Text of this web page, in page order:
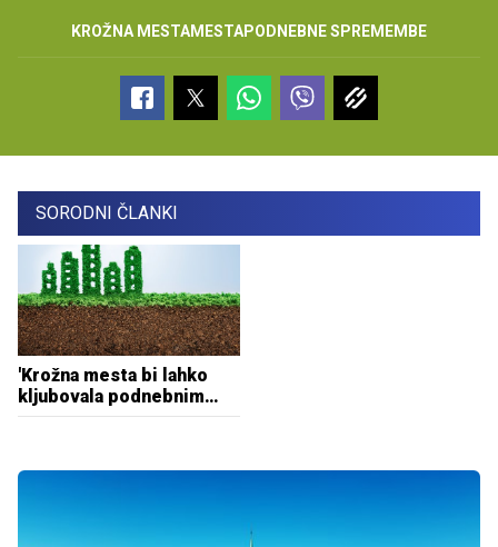
KROŽNA MESTAMESTAPODNEBNE SPREMEMBE
SORODNI ČLANKI
'Krožna mesta bi lahko
kljubovala podnebnim
spremembam'